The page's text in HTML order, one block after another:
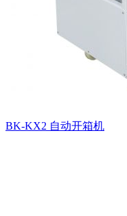
BK-KX2 自动开箱机